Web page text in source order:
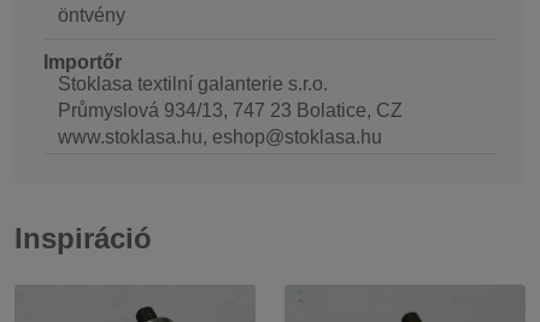
öntvény
Importőr
Stoklasa textilní galanterie s.r.o.
Průmyslová 934/13, 747 23 Bolatice, CZ
www.stoklasa.hu, eshop@stoklasa.hu
Inspiráció